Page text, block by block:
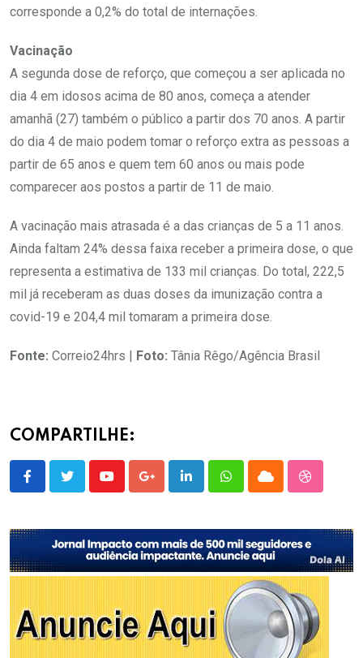
corresponde a 0,2% do total de internações.
Vacinação
A segunda dose de reforço, que começou a ser aplicada no
dia 4 em idosos acima de 80 anos, começa a atender
amanhã (27) também o público a partir dos 70 anos. A partir
do dia 4 de maio podem tomar o reforço extra as pessoas a
partir de 65 anos e quem tem 60 anos ou mais pode
comparecer aos postos a partir de 11 de maio.
A vacinação mais atrasada é a das crianças de 5 a 11 anos.
Ainda faltam 24% dessa faixa receber a primeira dose, o que
representa a estimativa de 133 mil crianças. Do total, 222,5
mil já receberam as duas doses da imunização contra a
covid-19 e 204,4 mil tomaram a primeira dose.
Fonte: Correio24hrs | Foto: Tânia Rêgo/Agência Brasil
COMPARTILHE:
YoutubeGoogle+LinkedInWhatsappCloud